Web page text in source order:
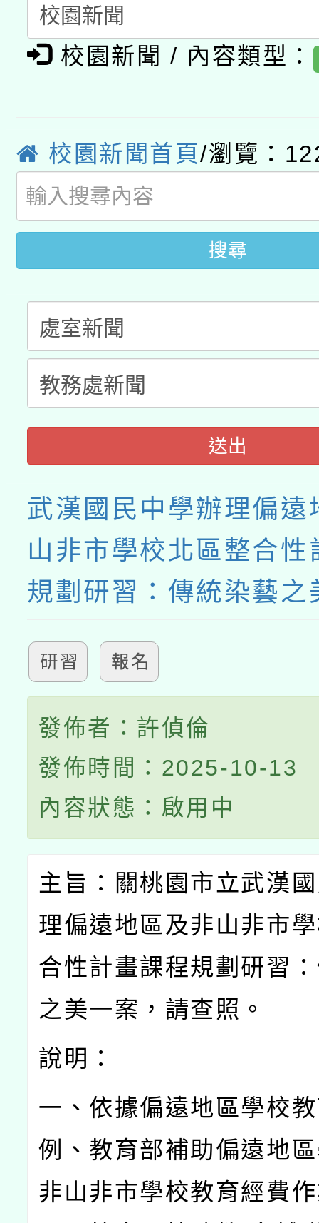
薪期間赴陸應申請許可
轉知經濟部水利署委託
業技術研究院辦理「
動」
115年8月22日(星期六
關事宜
轉知教育部國民及學前
國立臺灣師範大學辦理
年度健康促進學校輔導
業成長研習」實施計畫
校園新聞 / 內容類型：
校園新聞首頁/瀏覽：
搜尋
送出
武漢國民中學辦理偏遠
山非市學校北區整合性
規劃研習：傳統染藝之
研習 報名
發佈者：許偵倫
發佈時間：2025-10-13
內容狀態：啟用中
主旨：關桃園市立武漢
理偏遠地區及非山非市
合性計畫課程規劃研習
之美一案，請查照。
說明：
一、依據偏遠地區學校
例、教育部補助偏遠地
非山非市學校教育經費